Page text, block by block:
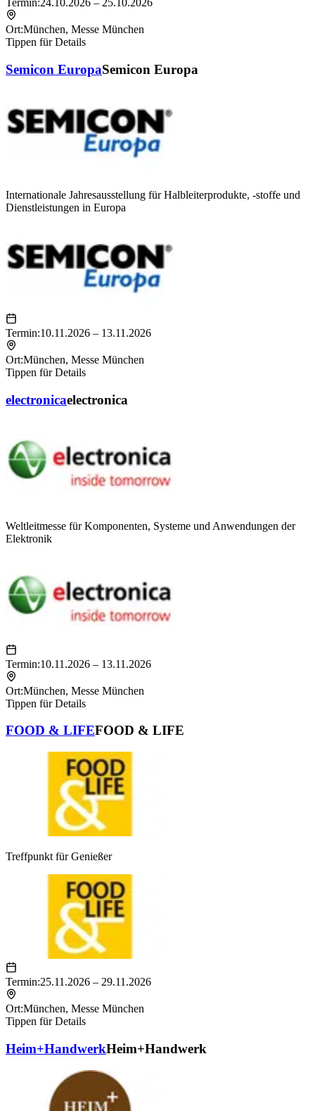
Ort:München, Messe München
Tippen für Details
Semicon EuropaSemicon Europa
Internationale Jahresausstellung für Halbleiterprodukte, -stoffe und
Dienstleistungen in Europa
Termin:10.11.2026 – 13.11.2026
Ort:München, Messe München
Tippen für Details
electronicaelectronica
Weltleitmesse für Komponenten, Systeme und Anwendungen der
Elektronik
Termin:10.11.2026 – 13.11.2026
Ort:München, Messe München
Tippen für Details
FOOD & LIFEFOOD & LIFE
Treffpunkt für Genießer
Termin:25.11.2026 – 29.11.2026
Ort:München, Messe München
Tippen für Details
Heim+HandwerkHeim+Handwerk